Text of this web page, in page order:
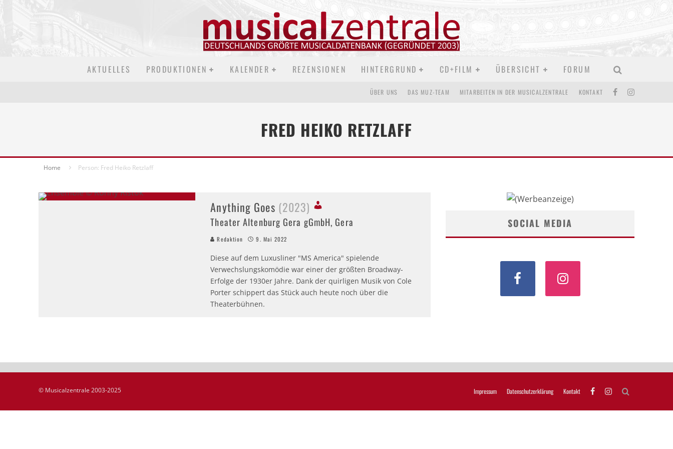
AKTUELLES PRODUKTIONEN KALENDER REZENSIONEN HINTERGRUND CD+FILM ÜBERSICHT FORUM
ÜBER UNS DAS MUZ-TEAM MITARBEITEN IN DER MUSICALZENTRALE KONTAKT
FRED HEIKO RETZLAFF
Home Person: Fred Heiko Retzlaff
Anything Goes (2023)
Theater Altenburg Gera gGmbH, Gera
Redaktion 9. Mai 2022
Diese auf dem Luxusliner "MS America" spielende
Verwechslungskomödie war einer der größten Broadway-
Erfolge der 1930er Jahre. Dank der quirligen Musik von Cole
Porter schippert das Stück auch heute noch über die
Theaterbühnen.
SOCIAL MEDIA
© Musicalzentrale 2003-2025 Impressum Datenschutzerklärung Kontakt